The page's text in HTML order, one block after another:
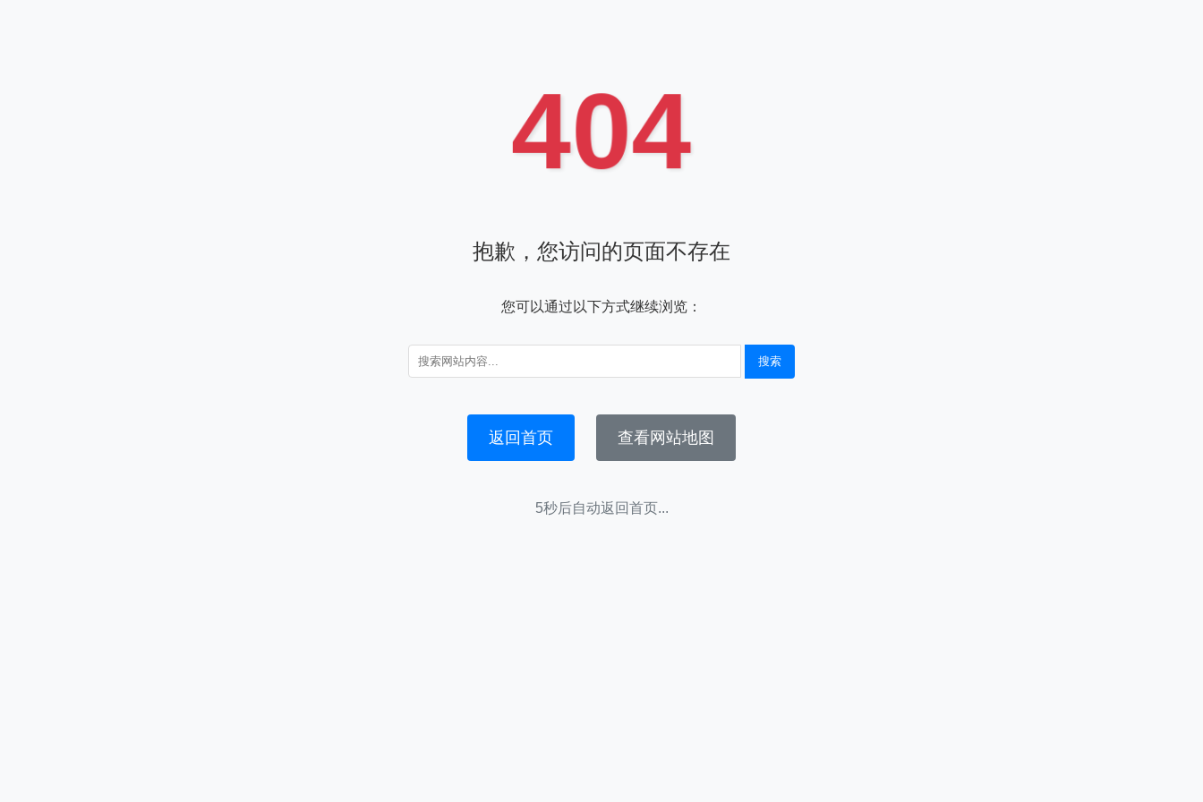
404
抱歉，您访问的页面不存在
您可以通过以下方式继续浏览：
搜索
返回首页 查看网站地图
5秒后自动返回首页...